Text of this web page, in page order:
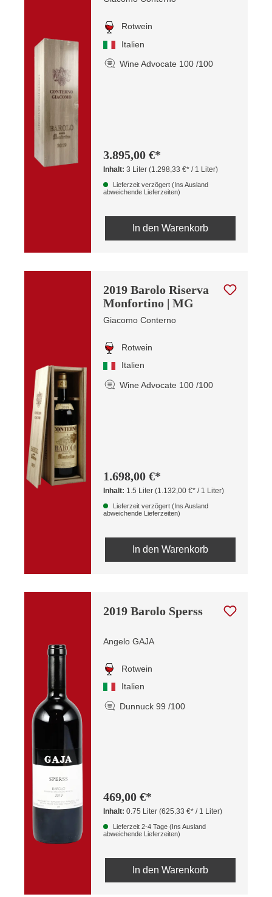
Rotwein
Italien
Wine Advocate 100 /100
3.895,00 €*
Inhalt:3 Liter(1.298,33 €* / 1 Liter)
Lieferzeit verzögert (Ins Ausland
abweichende Lieferzeiten)
In den Warenkorb
2019 Barolo Riserva
Monfortino | MG
Giacomo Conterno
Rotwein
Italien
Wine Advocate 100 /100
1.698,00 €*
Inhalt: 1.5 Liter(1.132,00 €* / 1 Liter)
Lieferzeit verzögert (Ins Ausland
abweichende Lieferzeiten)
In den Warenkorb
2019 Barolo Sperss
Angelo GAJA
Rotwein
Italien
Dunnuck 99 /100
469,00 €*
Inhalt:0.75 Liter(625,33 €* / 1 Liter)
Lieferzeit 2-4 Tage (Ins Ausland
abweichende Lieferzeiten)
In den Warenkorb